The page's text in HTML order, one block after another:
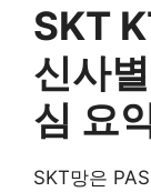
SKT
신사
심 요
SKT망은